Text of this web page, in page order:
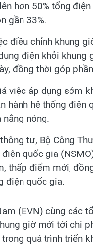
hơn 50% tổng
gần 33%.
điều chỉnh khung
điện khỏi khung
đồng thời góp
việc áp dụng sớm
hành hệ thống
nắng nóng.
tư, Bộ Công
quốc gia
thấp điểm mới,
điện quốc gia.
(EVN) cùng các
giờ mới tới chi
quá trình triển